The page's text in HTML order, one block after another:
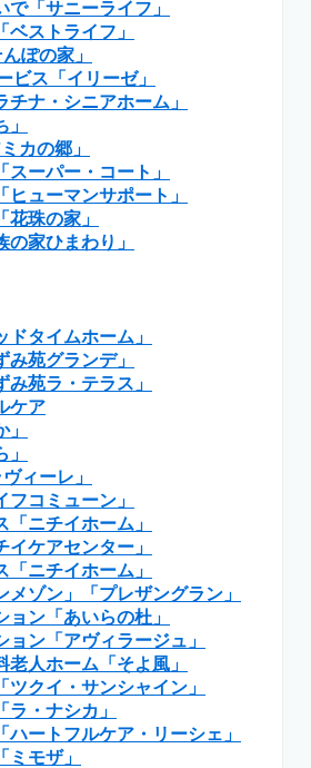
「サニーライフ」
ストライフ」
ぽの家」
ビス「イリーゼ」
チナ・シニアホーム」
カの郷」
ーパー・コート」
ューマンサポート」
珠の家」
家ひまわり」
タイムホーム」
み苑グランデ」
み苑ラ・テラス」
ケア
ィーレ」
コミューン」
「ニチイホーム」
イケアセンター」
「ニチイホーム」
メゾン」「プレザングラン」
ョン「あいらの杜」
ョン「アヴィラージュ」
人ホーム「そよ風」
ツクイ・サンシャイン」
・ナシカ」
ハートフルケア・リーシェ」
モザ」